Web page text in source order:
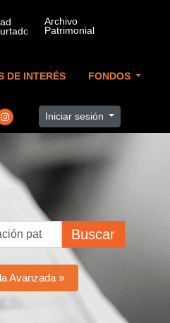
DE INTERÉS FONDOS
Iniciar sesión
Buscar
Avanzada »